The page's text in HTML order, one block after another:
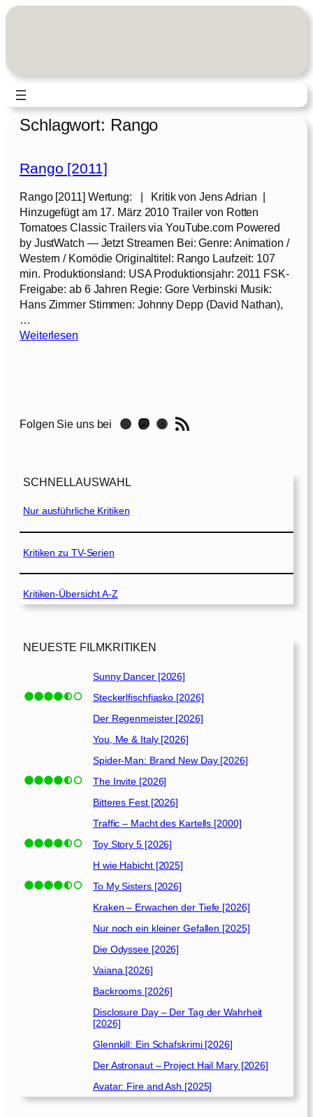
Zum
Schlagwort: Rango
Rango [2011]
Rango [2011] Wertung: | Kritik von Jens Adrian |
Hinzugefügt am 17. März 2010 Trailer von Rotten
Tomatoes Classic Trailers via YouTube.com Powered
by JustWatch — Jetzt Streamen Bei: Genre: Animation /
Western / Komödie Originaltitel: Rango Laufzeit: 107
min. Produktionsland: USA Produktionsjahr: 2011 FSK-
Freigabe: ab 6 Jahren Regie: Gore Verbinski Musik:
Hans Zimmer Stimmen: Johnny Depp (David Nathan),
…
Weiterlesen:
[
1
Folgen Sie uns bei Instagram Mastodon Threads RSS-Feed
SCHNELLAUSWAHL
Nur ausführliche Kritiken
Kritiken zu TV-Serien
Kritiken-Übersicht A-Z
NEUESTE FILMKRITIKEN
Sunny Dancer [2026]
Steckerlfischfiasko [2026]
Der Regenmeister [2026]
You, Me & Italy [2026]
Spider-Man: Brand New Day [2026]
The Invite [2026]
Bitteres Fest [2026]
Traffic – Macht des Kartells [2000]
Toy Story 5 [2026]
H wie Habicht [2025]
To My Sisters [2026]
Kraken – Erwachen der Tiefe [2026]
Nur noch ein kleiner Gefallen [2025]
Die Odyssee [2026]
Vaiana [2026]
Backrooms [2026]
Disclosure Day – Der Tag der Wahrheit
[2026]
Glennkill: Ein Schafskrimi [2026]
Der Astronaut – Project Hail Mary [2026]
Avatar: Fire and Ash [2025]